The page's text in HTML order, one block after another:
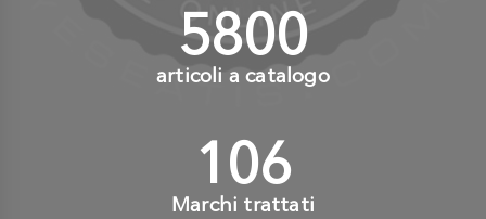
6000+
articoli a catalogo
110+
Marchi trattati